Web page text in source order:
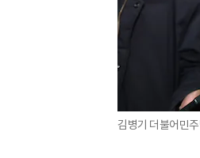
김병기 더불어민